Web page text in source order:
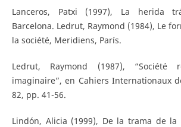
Lanceros, Patxi (1997), La herida
Barcelona. Ledrut, Raymond (1984), Le
la société, Meridiens, París.
Ledrut, Raymond (1987), “Société
imaginaire”, en Cahiers Internationaux
82, pp. 41-56.
Lindón, Alicia (1999), De la trama de